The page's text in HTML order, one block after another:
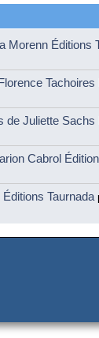
Morenn Éditions
Tachoires
de Juliette Sachs
Cabrol
Taurnada